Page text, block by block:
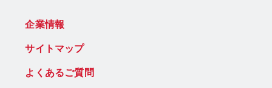
企業情報
サイトマップ
よくあるご質問